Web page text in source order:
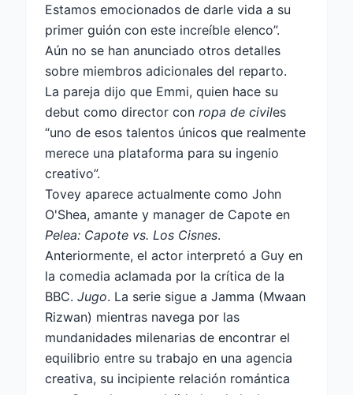
Estamos emocionados de darle vida a su
primer guión con este increíble elenco”.
Aún no se han anunciado otros detalles
sobre miembros adicionales del reparto.
La pareja dijo que Emmi, quien hace su
debut como director con ropa de civiles
“uno de esos talentos únicos que realmente
merece una plataforma para su ingenio
creativo”.
Tovey aparece actualmente como John
O'Shea, amante y manager de Capote en
Pelea: Capote vs. Los Cisnes.
Anteriormente, el actor interpretó a Guy en
la comedia aclamada por la crítica de la
BBC. Jugo. La serie sigue a Jamma (Mwaan
Rizwan) mientras navega por las
mundanidades milenarias de encontrar el
equilibrio entre su trabajo en una agencia
creativa, su incipiente relación romántica